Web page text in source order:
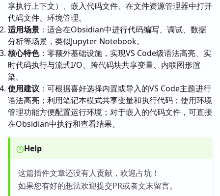
享执行上下文）、嵌入代码文件、在文件资源管理器中打开
代码文件、环境管理。
适用场景 ：适合在Obsidian中进行代码编写、调试、数据
分析等场景，类似Jupyter Notebook。
核心特色：零额外基础设施，实现VS Code级语法高亮、实
时代码执行与流式I/O、跨代码块共享变量、内联图形渲
染。
使用建议 ：可根据喜好选择内置或导入的VS Code主题进行
语法高亮；利用笔记本模式共享变量和执行代码；使用环境
管理功能方便配置运行环境；对于嵌入的代码文件，可直接
在Obsidian中执行和查看结果。
Help
这篇插件文章还没有人贡献，欢迎占坑！
如果您有好的想法欢迎提交PR或者文末留言。